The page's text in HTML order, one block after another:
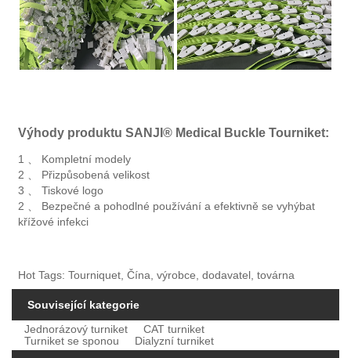
Výhody produktu SANJI® Medical Buckle Tourniket:
1 、 Kompletní modely
2 、 Přizpůsobená velikost
3 、 Tiskové logo
2 、 Bezpečné a pohodlné používání a efektivně se vyhýbat
křížové infekci
Hot Tags: Tourniquet, Čína, výrobce, dodavatel, továrna
Související kategorie
Jednorázový turniket
CAT turniket
Turniket se sponou
Dialyzní turniket